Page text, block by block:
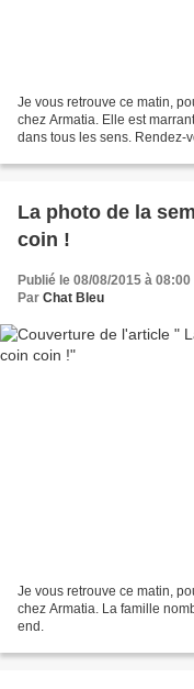
Je vous retrouve ce matin,
chez Armatia. Elle est
dans tous les sens. Rendez-
La photo de la
coin !
Publié le 08/08/2015 à 08:00
Par Chat Bleu
Je vous retrouve ce matin,
chez Armatia. La famille
end.